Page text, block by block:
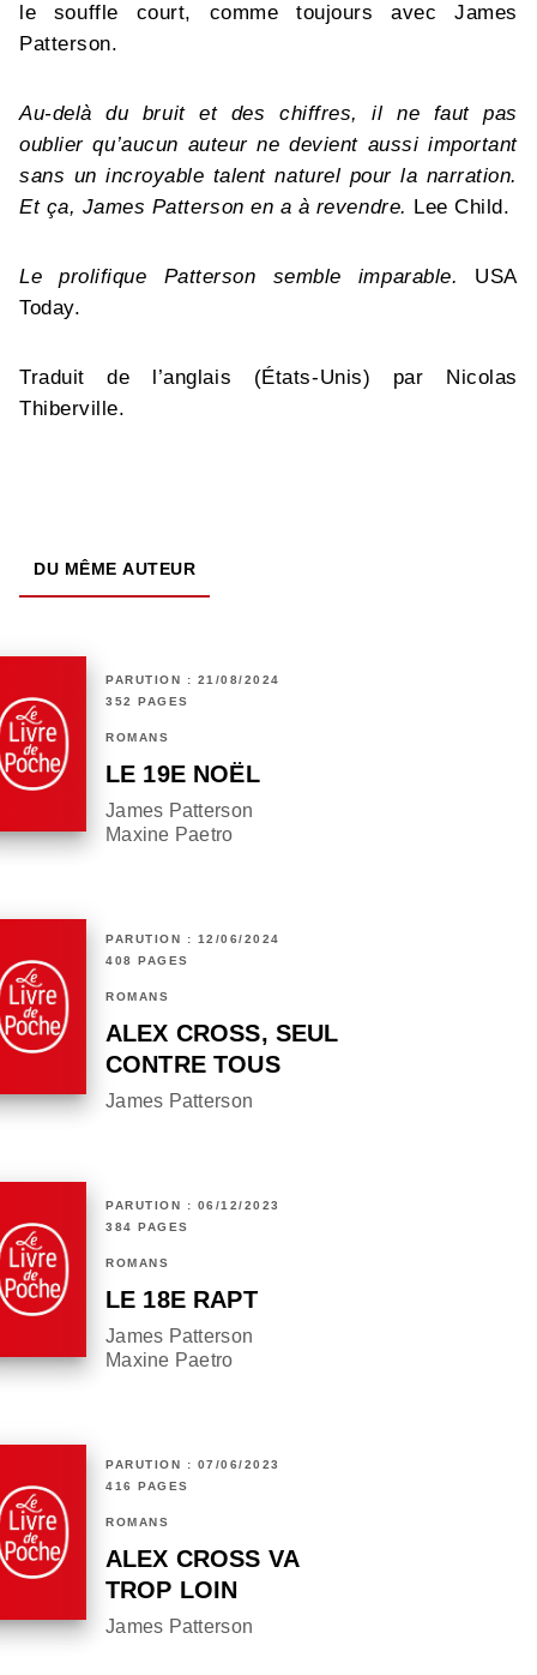
le souffle court, comme toujours avec James
Patterson.
Au-delà du bruit et des chiffres, il ne faut pas
oublier qu’aucun auteur ne devient aussi important
sans un incroyable talent naturel pour la narration.
Et ça, James Patterson en a à revendre. Lee Child.
Le prolifique Patterson semble imparable. USA
Today.
Traduit de l’anglais (États-Unis) par Nicolas
Thiberville.
DU MÊME AUTEUR
PARUTION : 21/08/2024
352 PAGES
ROMANS
LE 19E NOËL
James Patterson
Maxine Paetro
PARUTION : 12/06/2024
408 PAGES
ROMANS
ALEX CROSS, SEUL
CONTRE TOUS
James Patterson
PARUTION : 06/12/2023
384 PAGES
ROMANS
LE 18E RAPT
James Patterson
Maxine Paetro
PARUTION : 07/06/2023
416 PAGES
ROMANS
ALEX CROSS VA
TROP LOIN
James Patterson